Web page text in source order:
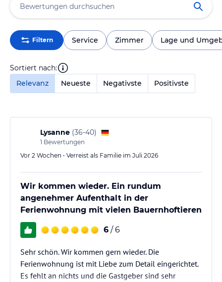
Filtern Service Zimmer Lage und
Sortiert nach:
Relevanz
Neueste Negativste Positivste
Lysanne (36-40)
1 Bewertungen
Vor 2 Wochen • Verreist als Familie im Juli 2026
Wir kommen wieder. Ein rundum
angenehmer Aufenthalt in der
Ferienwohnung mit vielen Bauernhoftieren
6 / 6
Sehr schön. Wir kommen gern wieder. Die
Ferienwohnung ist mit Liebe zum Detail eingerichtet.
Es fehlt an nichts und die Gastgeber sind sehr